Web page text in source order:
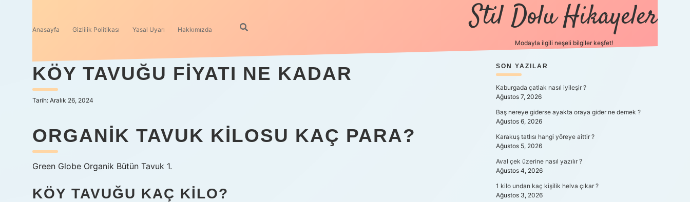
Anasayfa Gizlilik Politikası Yasal Uyarı Hakkımızda Stil Dolu Hikayeler
Modayla ilgili neşeli bilgiler keşfet!
KÖY TAVUĞU FIYATI NE KADAR
Tarih: Aralık 26, 2024
ORGANIK TAVUK KILOSU KAÇ PARA?
Green Globe Organik Bütün Tavuk 1.
KÖY TAVUĞU KAÇ KILO?
SIDEBAR
SON YAZILAR
Kaburgada çatlak nasıl iyileşir ?
Ağustos 7, 2026
Baş nereye giderse ayakta oraya gider ne demek ?
Ağustos 6, 2026
Karakuş tatlısı hangi yöreye aittir ?
Ağustos 5, 2026
Aval çek üzerine nasıl yazılır ?
Ağustos 4, 2026
1 kilo undan kaç kişilik helva çıkar ?
Ağustos 3, 2026